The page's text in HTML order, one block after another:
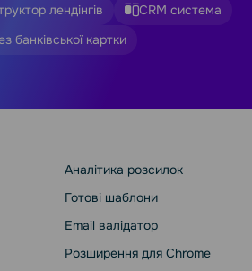
лендінгів
CRM система
банківської картки
Аналітика розсилок
Готові шаблони
Email валідатор
Розширення для Chrome